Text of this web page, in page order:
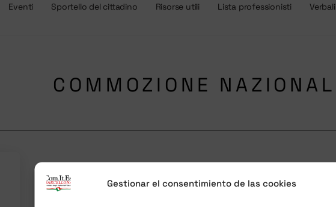
Gestionar el consentimiento de las cookies
Eventi Sportello del cittadino Risorse utili Lista professionisti
COMMOZIONE